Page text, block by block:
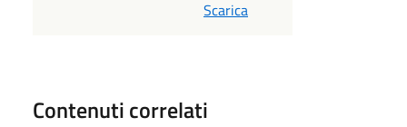
Scarica
Contenuti correlati